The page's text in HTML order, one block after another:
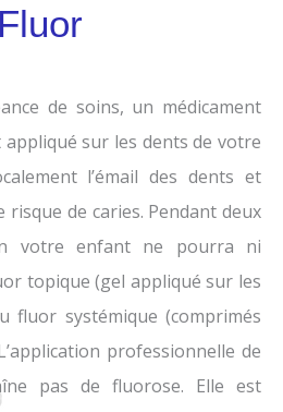
Fluor
de soins, un médicament
sur les dents de votre
l’émail des dents et
risque de caries. Pendant deux
votre enfant ne pourra ni
topique (gel appliqué sur les
fluor systémique (comprimés
professionnelle de
pas de fluorose. Elle est